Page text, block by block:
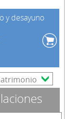
y desayuno